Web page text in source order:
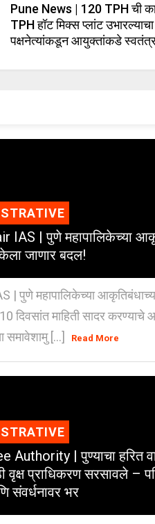
Pune News | 120 TPH ची
TPH हॉट मिक्स प्लांट
पक्षनेत्यांकडून आयुक्तांकडे स्वतंत्र
IAS | पुणे महापालिकेच्या
जाणार बदल!
| पुणे महापालिकेच्या
दिवसांत माहिती सादर
समावेशामु [...]
Read More
Authority | पुण्याचा हरित
वृक्ष प्राधिकरण सरसावले –
संवर्धनावर भर